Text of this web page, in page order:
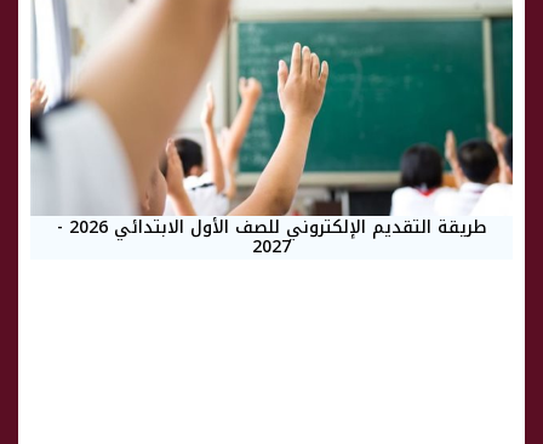
طريقة التقديم الإلكتروني للصف الأول الابتدائي 2026 -
2027